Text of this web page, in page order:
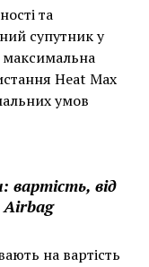
та
супутник у
Heat Max
умов
вартість, від
на вартість